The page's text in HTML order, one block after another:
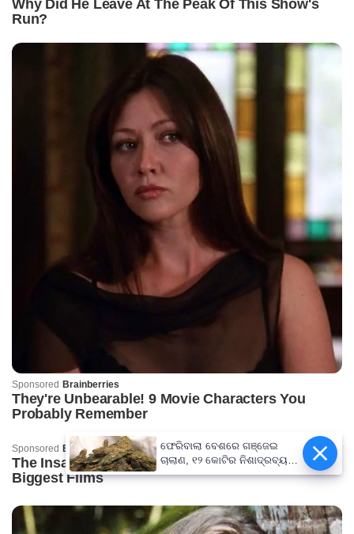
ଫେରିବାଲା ବେଶରେ ଗଞ୍ଜେଇ
ଚାଲାଣ, ୧୨ କୋଟିର ନିଶାଦ୍ରବ୍ୟ
ଜବତ